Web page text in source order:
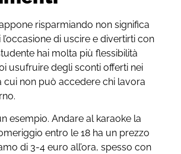
risparmiando non significa
di uscire e divertirti con
hai molta più flessibilità
usufruire degli sconti offerti nei
cui non può accedere chi lavora
esempio. Andare al karaoke la
entro le 18 ha un prezzo
di 3-4 euro all’ora, spesso con